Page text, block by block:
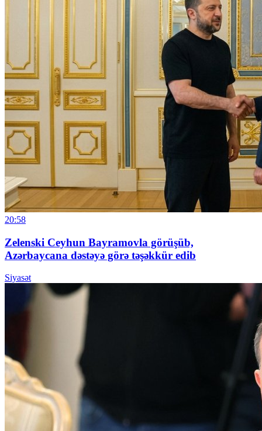
20:58
Zelenski Ceyhun Bayramovla görüşüb,
Azərbaycana dəstəyə görə təşəkkür edib
Siyasət